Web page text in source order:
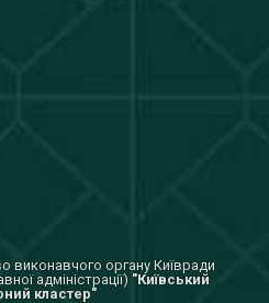
виконавчого органу Київради
адміністрації) "Київський
кластер"